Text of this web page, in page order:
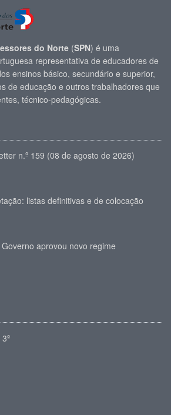
do Norte (SPN) é uma
representativa de educadores de
ensinos básico, secundário e superior,
de educação e outros trabalhadores que
técnico-pedagógicas.
n.º 159 (08 de agosto de 2026)
listas definitivas e de colocação
aprovou novo regime